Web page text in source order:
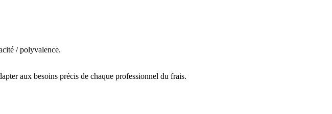
/ polyvalence.
aux besoins précis de chaque professionnel du frais.